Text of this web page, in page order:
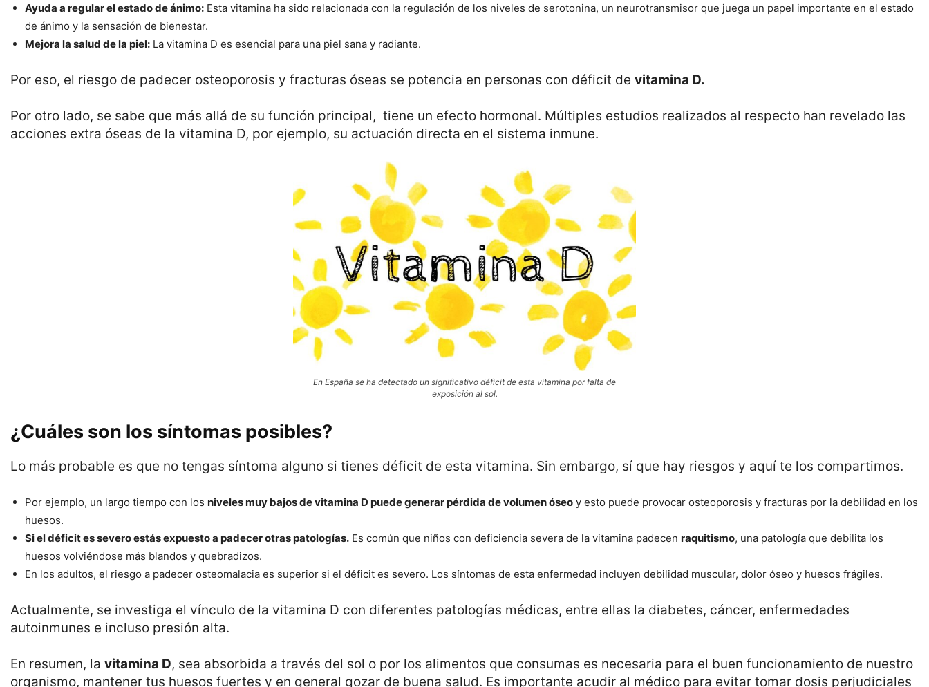
Ayuda a regular el estado de ánimo: Esta vitamina ha sido relacionada con la regulación de los niveles de serotonina, un neurotransmisor que juega un papel importante en el estado
de ánimo y la sensación de bienestar.
Mejora la salud de la piel: La vitamina D es esencial para una piel sana y radiante.
Por eso, el riesgo de padecer osteoporosis y fracturas óseas se potencia en personas con déficit de vitamina D.
Por otro lado, se sabe que más allá de su función principal, tiene un efecto hormonal. Múltiples estudios realizados al respecto han revelado las
acciones extra óseas de la vitamina D, por ejemplo, su actuación directa en el sistema inmune.
En España se ha detectado un significativo déficit de esta vitamina por falta de
exposición al sol.
¿Cuáles son los síntomas posibles?
Lo más probable es que no tengas síntoma alguno si tienes déficit de esta vitamina. Sin embargo, sí que hay riesgos y aquí te los compartimos.
Por ejemplo, un largo tiempo con los niveles muy bajos de vitamina D puede generar pérdida de volumen óseo y esto puede provocar osteoporosis y fracturas por la debilidad en los
huesos.
Si el déficit es severo estás expuesto a padecer otras patologías. Es común que niños con deficiencia severa de la vitamina padecen raquitismo, una patología que debilita los
huesos volviéndose más blandos y quebradizos.
En los adultos, el riesgo a padecer osteomalacia es superior si el déficit es severo. Los síntomas de esta enfermedad incluyen debilidad muscular, dolor óseo y huesos frágiles.
Actualmente, se investiga el vínculo de la vitamina D con diferentes patologías médicas, entre ellas la diabetes, cáncer, enfermedades
autoinmunes e incluso presión alta.
En resumen, la vitamina D, sea absorbida a través del sol o por los alimentos que consumas es necesaria para el buen funcionamiento de nuestro
organismo, mantener tus huesos fuertes y en general gozar de buena salud. Es importante acudir al médico para evitar tomar dosis perjudiciales